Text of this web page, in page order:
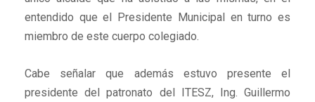
entendido que el Presidente Municipal en turno es
miembro de este cuerpo colegiado.
Cabe señalar que además estuvo presente el
presidente del patronato del ITESZ, Ing. Guillermo